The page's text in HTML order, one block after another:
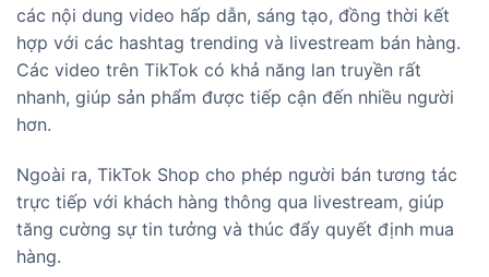
các nội dung video hấp dẫn, sáng tạo, đồng thời kết
hợp với các hashtag trending và livestream bán hàng.
Các video trên TikTok có khả năng lan truyền rất
nhanh, giúp sản phẩm được tiếp cận đến nhiều người
hơn.
Ngoài ra, TikTok Shop cho phép người bán tương tác
trực tiếp với khách hàng thông qua livestream, giúp
tăng cường sự tin tưởng và thúc đẩy quyết định mua
hàng.